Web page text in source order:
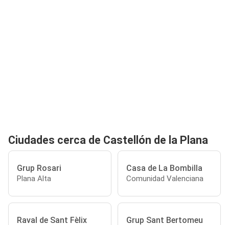
Ciudades cerca de Castellón de la Plana
Grup Rosari
Plana Alta
Casa de La Bombilla
Comunidad Valenciana
Raval de Sant Fèlix Grup Sant Bertomeu